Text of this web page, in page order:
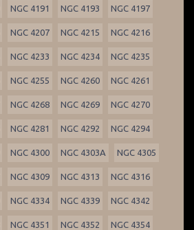
NGC 4191 NGC 4193 NGC 4197
NGC 4207 NGC 4215 NGC 4216
NGC 4233 NGC 4234 NGC 4235
NGC 4255 NGC 4260 NGC 4261
NGC 4268 NGC 4269 NGC 4270
NGC 4281 NGC 4292 NGC 4294
NGC 4300 NGC 4303A NGC 4305
NGC 4309 NGC 4313 NGC 4316
NGC 4334 NGC 4339 NGC 4342
NGC 4351 NGC 4352 NGC 4354